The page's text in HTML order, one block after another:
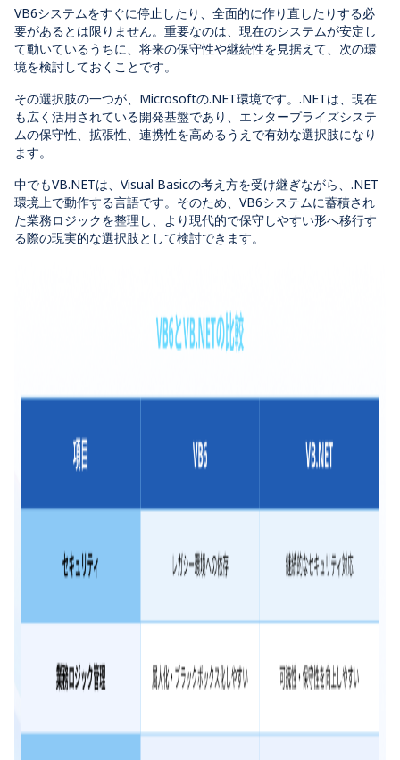
VB6システムをすぐに停止したり、全面的に作り直したりする必
要があるとは限りません。重要なのは、現在のシステムが安定し
て動いているうちに、将来の保守性や継続性を見据えて、次の環
境を検討しておくことです。
その選択肢の一つが、Microsoftの.NET環境です。.NETは、現在
も広く活用されている開発基盤であり、エンタープライズシステ
ムの保守性、拡張性、連携性を高めるうえで有効な選択肢になり
ます。
中でもVB.NETは、Visual Basicの考え方を受け継ぎながら、.NET
環境上で動作する言語です。そのため、VB6システムに蓄積され
た業務ロジックを整理し、より現代的で保守しやすい形へ移行す
る際の現実的な選択肢として検討できます。